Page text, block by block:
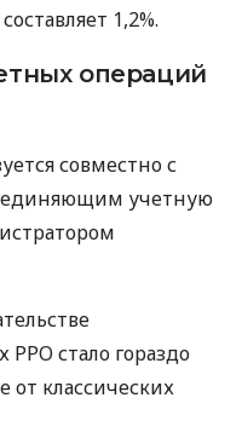
1,2%.
операций
совместно с
учетную
стало гораздо
от классических